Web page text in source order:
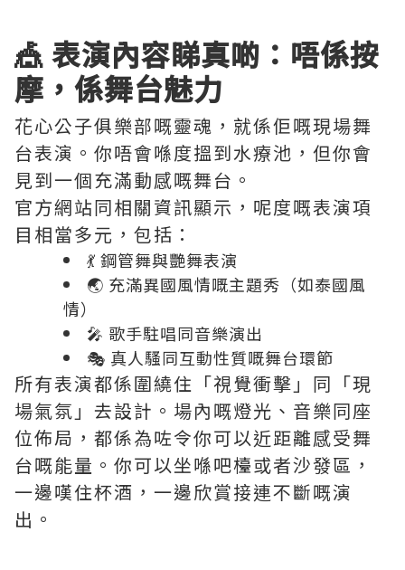
🎪 表演內容睇真啲：唔係按
摩，係舞台魅力
花心公子俱樂部嘅靈魂，就係佢嘅現場舞
台表演。你唔會喺度搵到水療池，但你會
見到一個充滿動感嘅舞台。
官方網站同相關資訊顯示，呢度嘅表演項
目相當多元，包括：
💃 鋼管舞與艷舞表演
🌏 充滿異國風情嘅主題秀（如泰國風
情）
🎤 歌手駐唱同音樂演出
🎭 真人騷同互動性質嘅舞台環節
所有表演都係圍繞住「視覺衝擊」同「現
場氣氛」去設計。場內嘅燈光、音樂同座
位佈局，都係為咗令你可以近距離感受舞
台嘅能量。你可以坐喺吧檯或者沙發區，
一邊嘆住杯酒，一邊欣賞接連不斷嘅演
出。